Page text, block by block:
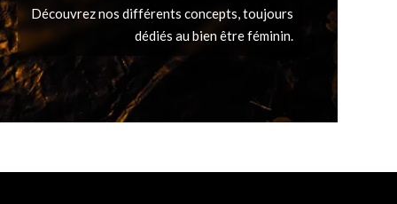
Découvrez nos différents concepts, toujours
dédiés au bien être féminin.